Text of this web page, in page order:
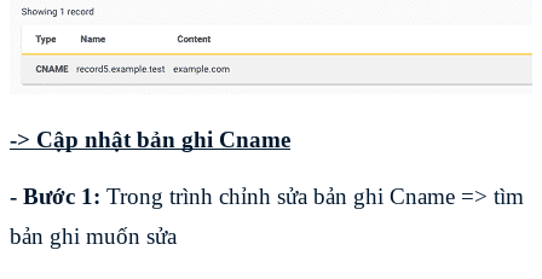
-> Cập nhật bản ghi Cname
- Bước 1: Trong trình chỉnh sửa bản ghi Cname => tìm
bản ghi muốn sửa